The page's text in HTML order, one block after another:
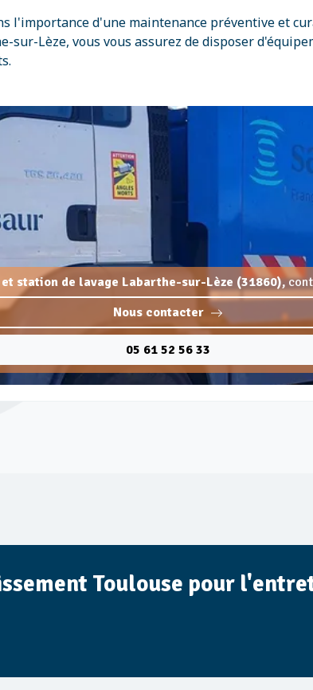
l'importance d'une maintenance préventive et
sur-Lèze, vous vous assurez de disposer
station de lavage Labarthe-sur-Lèze (31860),
Nous contacter
05 61 52 56 33
Toulouse pour